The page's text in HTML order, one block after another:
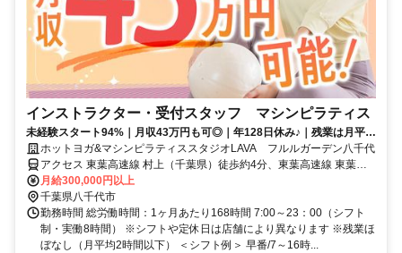
インストラクター・受付スタッフ マシンピラティス
未経験スタート94%｜月収43万円も可◎｜年128日休み♪｜残業は月平均
2時間以下
ホットヨガ&マシンピラティススタジオLAVA フルルガーデン八千代
アクセス 東葉高速線 村上（千葉県）徒歩約4分、東葉高速線 東葉勝
田台栄町駐輪場口徒歩約14分、京成本線 勝田台T1口徒歩約15分 村上
駅改札徒歩5分 ※自動車通勤可（規定あり）※従業員用駐車場あり
月給300,000円以上
千葉県八千代市
勤務時間 総労働時間：1ヶ月あたり168時間 7:00～23：00（シフト
制・実働8時間） ※シフトや定休日は店舗により異なります ※残業ほ
ぼなし（月平均2時間以下） ＜シフト例＞ 早番/7～16時...